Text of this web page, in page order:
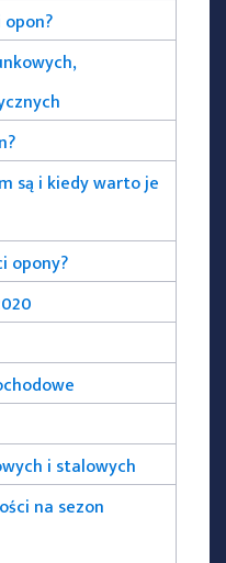
są i kiedy warto je
opony?
i stalowych
na sezon